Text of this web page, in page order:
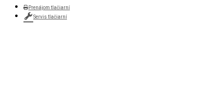
Prenájom tlačiarní
Servis tlačiarní